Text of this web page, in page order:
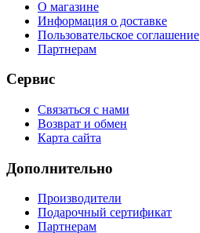
О магазине
Информация о доставке
Пользовательское соглашение
Партнерам
Сервис
Связаться с нами
Возврат и обмен
Карта сайта
Дополнительно
Производители
Подарочный сертификат
Партнерам